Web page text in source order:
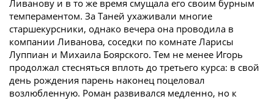
Ливанову и в то же время смущала его своим бурным
темпераментом. За Таней ухаживали многие
старшекурсники, однако вечера она проводила в
компании Ливанова, соседки по комнате Ларисы
Луппиан и Михаила Боярского. Тем не менее Игорь
продолжал стесняться вплоть до третьего курса: в свой
день рождения парень наконец поцеловал
возлюбленную. Роман развивался медленно, но к